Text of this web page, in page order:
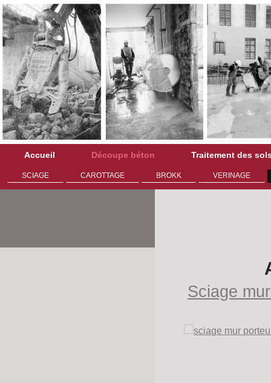
Accueil Découpe béton Traitement des
SCIAGE CAROTTAGE BROKK VERINAGE
Sciage